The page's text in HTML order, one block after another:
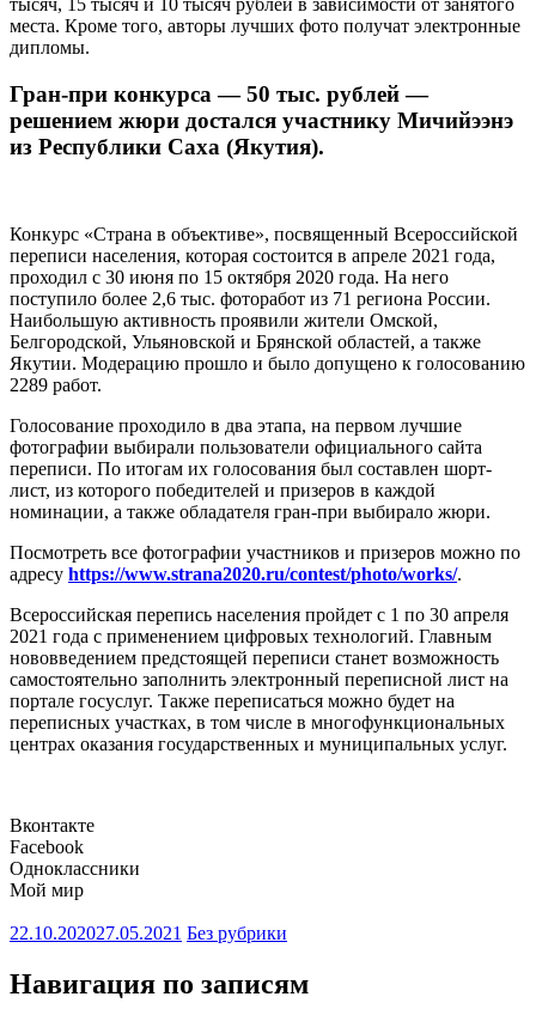
тысяч, 15 тысяч и 10 тысяч рублей в зависимости от занятого
места. Кроме того, авторы лучших фото получат электронные
дипломы.
Гран-при конкурса — 50 тыс. рублей —
решением жюри достался участнику Мичийээнэ
из Республики Саха (Якутия).
Конкурс «Страна в объективе», посвященный Всероссийской
переписи населения, которая состоится в апреле 2021 года,
проходил с 30 июня по 15 октября 2020 года. На него
поступило более 2,6 тыс. фоторабот из 71 региона России.
Наибольшую активность проявили жители Омской,
Белгородской, Ульяновской и Брянской областей, а также
Якутии. Модерацию прошло и было допущено к голосованию
2289 работ.
Голосование проходило в два этапа, на первом лучшие
фотографии выбирали пользователи официального сайта
переписи. По итогам их голосования был составлен шорт-
лист, из которого победителей и призеров в каждой
номинации, а также обладателя гран-при выбирало жюри.
Посмотреть все фотографии участников и призеров можно по
адресу https://www.strana2020.ru/contest/photo/works/.
Всероссийская перепись населения пройдет с 1 по 30 апреля
2021 года с применением цифровых технологий. Главным
нововведением предстоящей переписи станет возможность
самостоятельно заполнить электронный переписной лист на
портале госуслуг. Также переписаться можно будет на
переписных участках, в том числе в многофункциональных
центрах оказания государственных и муниципальных услуг.
Вконтакте
Facebook
Одноклассники
Мой мир
22.10.202027.05.2021 Без рубрики
Навигация по записям